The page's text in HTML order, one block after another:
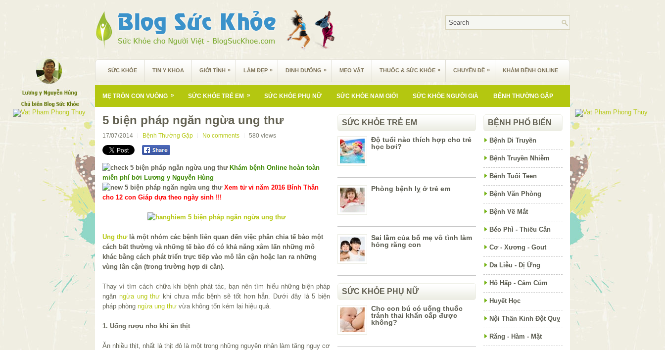
SỨC KHỎE TIN Y KHOA GIỚI TÍNH » LÀM ĐẸP » DINH DƯỠNG » MẸO VẶT THUỐC & SỨC KHỎE » CHUYÊN ĐỀ » KHÁM BỆNH ONLINE
MẸ TRÒN CON VUÔNG » SỨC KHỎE TRẺ EM » SỨC KHỎE PHỤ NỮ SỨC KHỎE NAM GIỚI SỨC KHỎE NGƯỜI GIÀ BỆNH THƯỜNG GẶP
5 biện pháp ngăn ngừa ung thư
17/07/2014 Bệnh Thường Gặp No comments 580 views
Khám bệnh Online hoàn toàn
miễn phí bởi Lương y Nguyễn Hùng
Xem tử vi năm 2016 Bính Thân
cho 12 con Giáp dựa theo ngày sinh !!!
Ung thưlà một nhóm các bệnh liên quan đến việc phân chia tế bào một
cách bất thường và những tế bào đó có khả năng xâm lấn những mô
khác bằng cách phát triển trực tiếp vào mô lân cận hoặc lan ra những
vùng lân cận (trong trường hợp di căn).
Thay vì tìm cách chữa khi bệnh phát tác, bạn nên tìm hiểu những biện pháp
ngăn ngừa ung thư khi chưa mắc bệnh sẽ tốt hơn hẳn. Dưới đây là 5 biện
pháp phòng ngừa ung thư vừa không tốn kém lại hiệu quả.
1. Uống rượu nho khi ăn thịt
Ăn nhiều thịt, nhất là thịt đỏ là một trong những nguyên nhân làm tăng nguy cơ
SỨC KHỎE TRẺ EM
Độ tuổi nào thích hợp cho trẻ
học bơi?
Phòng bệnh lỵ ở trẻ em
Sai lầm của bố mẹ vô tình làm
hỏng răng con
SỨC KHỎE PHỤ NỮ
Cho con bú có uống thuốc
tránh thai khẩn cấp được
không?
BỆNH PHỔ BIẾN
Bệnh Di Truyền
Bệnh Truyền Nhiễm
Bệnh Tuổi Teen
Bệnh Văn Phòng
Bệnh Về Mắt
Béo Phì - Thiếu Cân
Cơ - Xương - Gout
Da Liễu - Dị Ứng
Hô Hấp - Cảm Cúm
Huyết Học
Nội Thần Kinh Đột Quỵ
Răng - Hàm - Mặt